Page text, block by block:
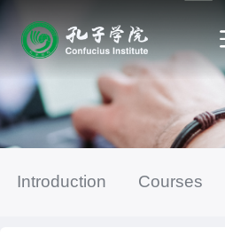
Introduction Courses